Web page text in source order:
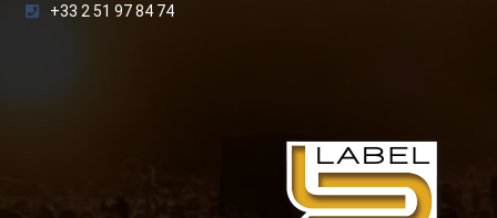
+33 2 51 97 84 74